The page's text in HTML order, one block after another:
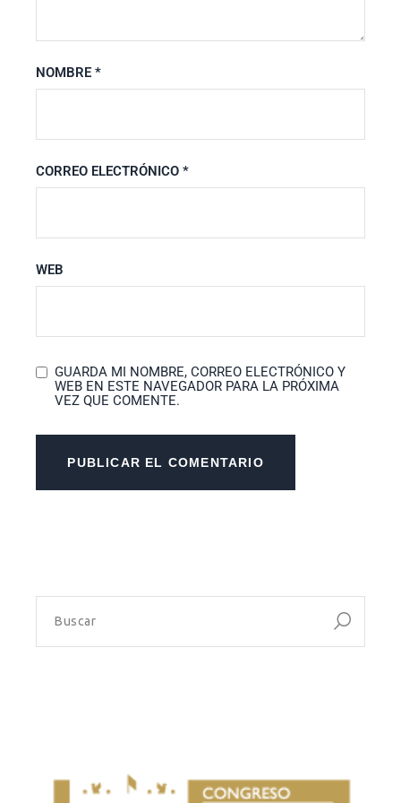
NOMBRE*
CORREO ELECTRÓNICO*
WEB
GUARDA MI NOMBRE, CORREO ELECTRÓNICO Y
WEB EN ESTE NAVEGADOR PARA LA PRÓXIMA
VEZ QUE COMENTE.
PUBLICAR EL COMENTARIO